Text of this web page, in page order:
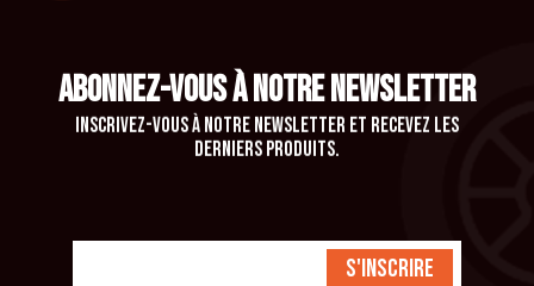
ABONNEZ-VOUS À NOTRE NEWSLETTER
Inscrivez-vous à notre newsletter et recevez les
derniers produits.
S'inscrire